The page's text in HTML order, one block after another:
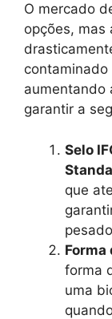
O mercado
opções, mas
aumentando
garantir a
Selo
que
Forma
forma
uma